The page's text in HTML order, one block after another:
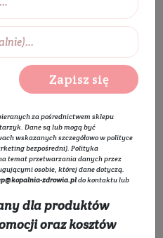
do
Zapisz się
za pośrednictwem sklepu
Dane są lub mogą być
wskazanych szczegółowo wpolityce
bezpośredni). Polityka
temat przetwarzania danych przez
osobie, której dane dotyczą.
zdrowia.pldo kontaktu lub
dla produktów
oraz kosztów